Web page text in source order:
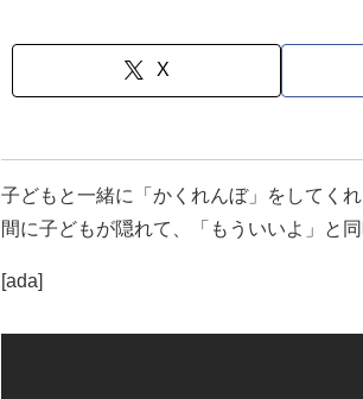
X
子どもと一緒に「かくれんぼ」をしてく
間に子どもが隠れて、「もういいよ」と
[ada]